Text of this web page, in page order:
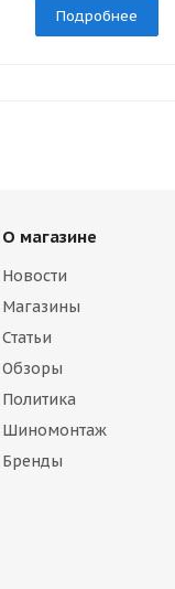
Подробнее
О магазине
Новости
Магазины
Статьи
Обзоры
Политика
Шиномонтаж
Бренды